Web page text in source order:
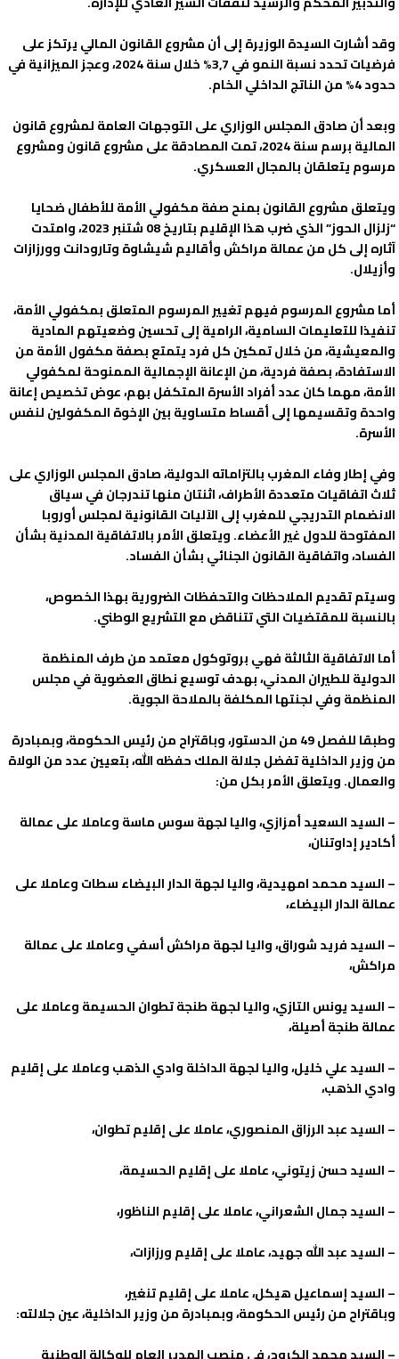
وقد أشارت السيدة الوزيرة إلى أن مشروع القانون المالي يرتكز على
فرضيات تحدد نسبة النمو في 3,7% خلال سنة 2024، وعجز الميزانية في
حدود 4% من الناتج الداخلي الخام.
وبعد أن صادق المجلس الوزاري على التوجهات العامة لمشروع قانون
المالية برسم سنة 2024، تمت المصادقة على مشروع قانون ومشروع
مرسوم يتعلقان بالمجال العسكري.
ويتعلق مشروع القانون بمنح صفة مكفولي الأمة للأطفال ضحايا
“زلزال الحوز” الذي ضرب هذا الإقليم بتاريخ 08 شتنبر 2023، وامتدت
آثاره إلى كل من عمالة مراكش وأقاليم شيشاوة وتارودانت وورزازات
وأزيلال.
أما مشروع المرسوم فيهم تغيير المرسوم المتعلق بمكفولي الأمة،
تنفيذا للتعليمات السامية، الرامية إلى تحسين وضعيتهم المادية
والمعيشية، من خلال تمكين كل فرد يتمتع بصفة مكفول الأمة من
الاستفادة، بصفة فردية، من الإعانة الإجمالية الممنوحة لمكفولي
الأمة، مهما كان عدد أفراد الأسرة المتكفل بهم، عوض تخصيص إعانة
واحدة وتقسيمها إلى أقساط متساوية بين الإخوة المكفولين لنفس
الأسرة.
وفي إطار وفاء المغرب بالتزاماته الدولية، صادق المجلس الوزاري على
ثلاث اتفاقيات متعددة الأطراف، اثنتان منها تندرجان في سياق
الانضمام التدريجي للمغرب إلى الآليات القانونية لمجلس أوروبا
المفتوحة للدول غير الأعضاء. ويتعلق الأمر بالاتفاقية المدنية بشأن
الفساد، واتفاقية القانون الجنائي بشأن الفساد.
وسيتم تقديم الملاحظات والتحفظات الضرورية بهذا الخصوص،
بالنسبة للمقتضيات التي تتناقض مع التشريع الوطني.
أما الاتفاقية الثالثة فهي بروتوكول معتمد من طرف المنظمة
الدولية للطيران المدني، بهدف توسيع نطاق العضوية في مجلس
المنظمة وفي لجنتها المكلفة بالملاحة الجوية.
وطبقا للفصل 49 من الدستور، وباقتراح من رئيس الحكومة، وبمبادرة
من وزير الداخلية تفضل جلالة الملك حفظه الله، بتعيين عدد من الولاة
والعمال. ويتعلق الأمر بكل من:
– السيد السعيد أمزازي، واليا لجهة سوس ماسة وعاملا على عمالة
أكادير إداوتنان،
– السيد محمد امهيدية، واليا لجهة الدار البيضاء سطات وعاملا على
عمالة الدار البيضاء،
– السيد فريد شوراق، واليا لجهة مراكش أسفي وعاملا على عمالة
مراكش،
– السيد يونس التازي، واليا لجهة طنجة تطوان الحسيمة وعاملا على
عمالة طنجة أصيلة،
– السيد علي خليل، واليا لجهة الداخلة وادي الذهب وعاملا على إقليم
وادي الذهب،
– السيد عبد الرزاق المنصوري، عاملا على إقليم تطوان،
– السيد حسن زيتوني، عاملا على إقليم الحسيمة،
– السيد جمال الشعراني، عاملا على إقليم الناظور،
– السيد عبد الله جهيد، عاملا على إقليم ورزازات،
– السيد إسماعيل هيكل، عاملا على إقليم تنغير،
وباقتراح من رئيس الحكومة، وبمبادرة من وزير الداخلية، عين جلالته: